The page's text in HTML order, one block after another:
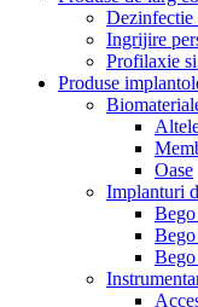
Dezinfectie
Ingrijire
Profilaxie
Produse
Oase
Implanturi